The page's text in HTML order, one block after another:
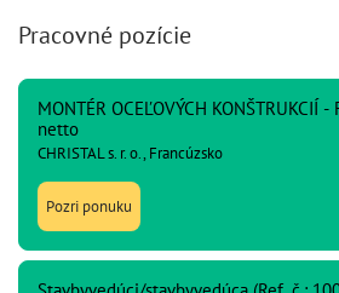
Pracovné pozície
MONTÉR OCEĽOVÝCH KONŠTRUKCIÍ
netto
CHRISTAL s. r. o., Francúzsko
Pozri ponuku